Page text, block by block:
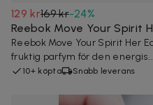
129 kr169 kr-24%
Reebok Move Your Spirit
Reebok Move Your Spirit Her
fruktig parfym för den energis...
10+ köpta Snabb leverans